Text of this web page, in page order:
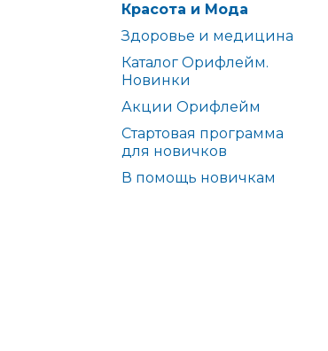
Красота и Мода
Здоровье и медицина
Каталог Орифлейм.
Новинки
Акции Орифлейм
Стартовая программа
для новичков
В помощь новичкам